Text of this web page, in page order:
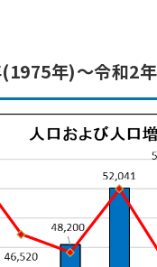
年)～令和2